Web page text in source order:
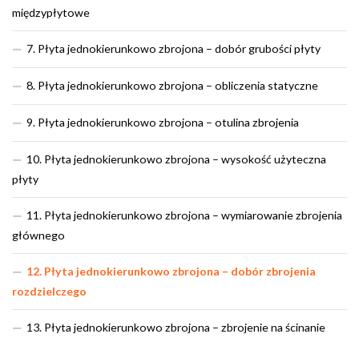
międzypłytowe
7. Płyta jednokierunkowo zbrojona – dobór grubości płyty
8. Płyta jednokierunkowo zbrojona – obliczenia statyczne
9. Płyta jednokierunkowo zbrojona – otulina zbrojenia
10. Płyta jednokierunkowo zbrojona – wysokość użyteczna
płyty
11. Płyta jednokierunkowo zbrojona – wymiarowanie zbrojenia
głównego
12. Płyta jednokierunkowo zbrojona – dobór zbrojenia
rozdzielczego
13. Płyta jednokierunkowo zbrojona – zbrojenie na ścinanie